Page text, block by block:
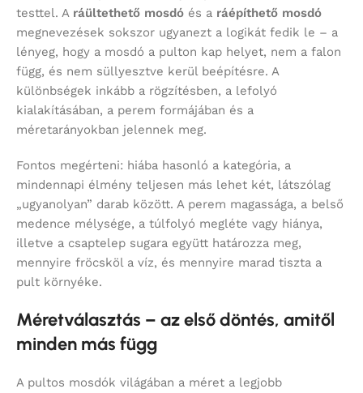
testtel. A ráültethető mosdó és a ráépíthető mosdó
megnevezések sokszor ugyanezt a logikát fedik le – a
lényeg, hogy a mosdó a pulton kap helyet, nem a falon
függ, és nem süllyesztve kerül beépítésre. A
különbségek inkább a rögzítésben, a lefolyó
kialakításában, a perem formájában és a
méretarányokban jelennek meg.
Fontos megérteni: hiába hasonló a kategória, a
mindennapi élmény teljesen más lehet két, látszólag
„ugyanolyan” darab között. A perem magassága, a belső
medence mélysége, a túlfolyó megléte vagy hiánya,
illetve a csaptelep sugara együtt határozza meg,
mennyire fröcsköl a víz, és mennyire marad tiszta a
pult környéke.
Méretválasztás – az első döntés, amitől
minden más függ
A pultos mosdók világában a méret a legjobb